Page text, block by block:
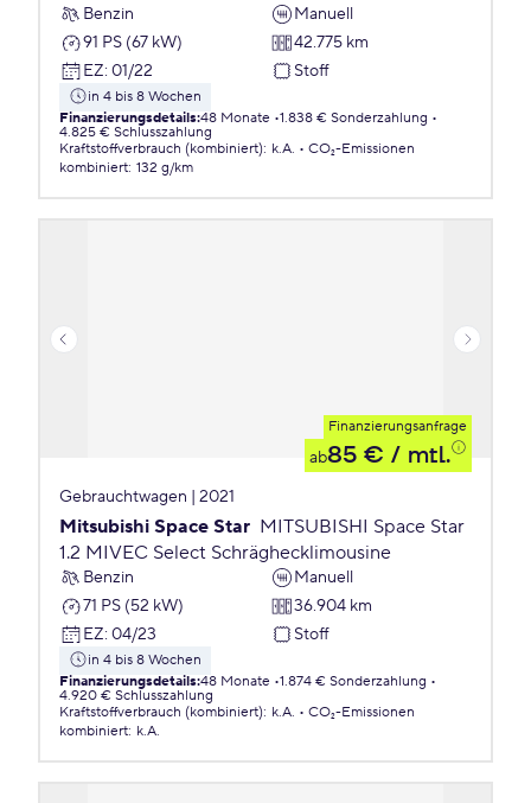
Benzin
Manuell
91 PS (67 kW)
42.775 km
EZ: 01/22 Stoff
in 4 bis 8 Wochen
Finanzierungsdetails:48 Monate 1.838 € Sonderzahlung
4.825 € Schlusszahlung
Kraftstoffverbrauch (kombiniert): k.A.
CO₂-Emissionen
kombiniert: 132 g/km
Finanzierungsanfrage
ab85 € / mtl.
Gebrauchtwagen | 2021
Mitsubishi Space Star MITSUBISHI Space Star
1.2 MIVEC Select Schräghecklimousine
Benzin
Manuell
71 PS (52 kW)
36.904 km
EZ: 04/23 Stoff
in 4 bis 8 Wochen
Finanzierungsdetails:48 Monate 1.874 € Sonderzahlung
4.920 € Schlusszahlung
Kraftstoffverbrauch (kombiniert): k.A.
CO₂-Emissionen
kombiniert: k.A.